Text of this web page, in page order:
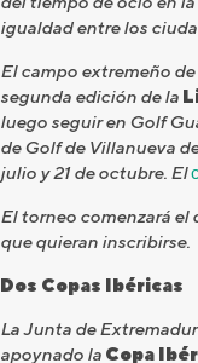
igualdad entre los
El campo extremeño
segunda edición de la
luego seguir en Golf
de Golf de Villanueva
julio y 21 de octubre. El
El torneo comenzará el
que quieran inscribirse.
Dos Copas Ibéricas
La Junta de
apoynado la Copa